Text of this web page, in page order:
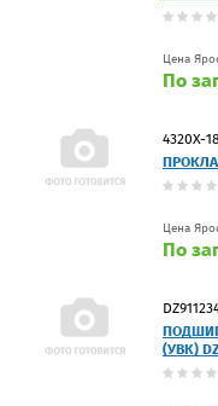
Цена
По
4320Х-
Цена
По
(УВК)